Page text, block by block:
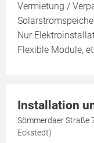
Vermietung /
Nur
Flexible Module,
Installation
Sömmerdaer Straße
Eckstedt)